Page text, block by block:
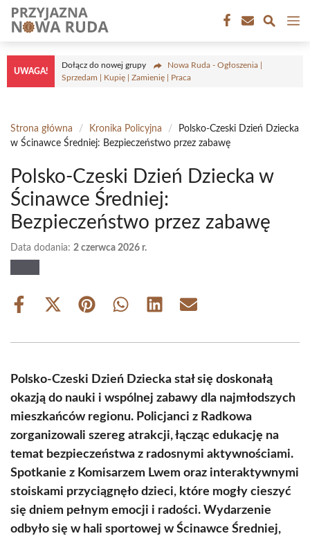
Przejdź
treści
UWAGA!
Dołącz do nowej grupy
Nowa Ruda - Ogłoszenia |
Sprzedam | Kupię | Zamienię | Praca
Strona główna / Kronika Policyjna /
Polsko-Czeski Dzień Dziecka
w Ścinawce Średniej: Bezpieczeństwo przez zabawę
Polsko-Czeski Dzień Dziecka w
Ścinawce Średniej:
Bezpieczeństwo przez zabawę
Data dodania: 2 czerwca 2026 r.
Share
Share
(Twitter)
Share Share Share Share
Polsko-Czeski Dzień Dziecka stał się doskonałą
okazją do nauki i wspólnej zabawy dla najmłodszych
mieszkańców regionu. Policjanci z Radkowa
zorganizowali szereg atrakcji, łącząc edukację na
temat bezpieczeństwa z radosnymi aktywnościami.
Spotkanie z Komisarzem Lwem oraz interaktywnymi
stoiskami przyciągnęło dzieci, które mogły cieszyć
się dniem pełnym emocji i radości. Wydarzenie
odbyło się w hali sportowej w Ścinawce Średniej,